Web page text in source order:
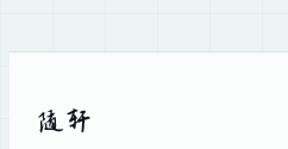
随轩